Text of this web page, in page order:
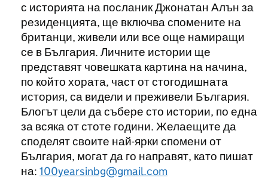
с историята на посланик Джонатан Алън за
резиденцията, ще включва спомените на
британци, живели или все още намиращи
се в България. Личните истории ще
представят човешката картина на начина,
по който хората, част от стогодишната
история, са видели и преживели България.
Блогът цели да събере сто истории, по една
за всяка от стоте години. Желаещите да
споделят своите най-ярки спомени от
България, могат да го направят, като пишат
на: 100yearsinbg@gmail.com